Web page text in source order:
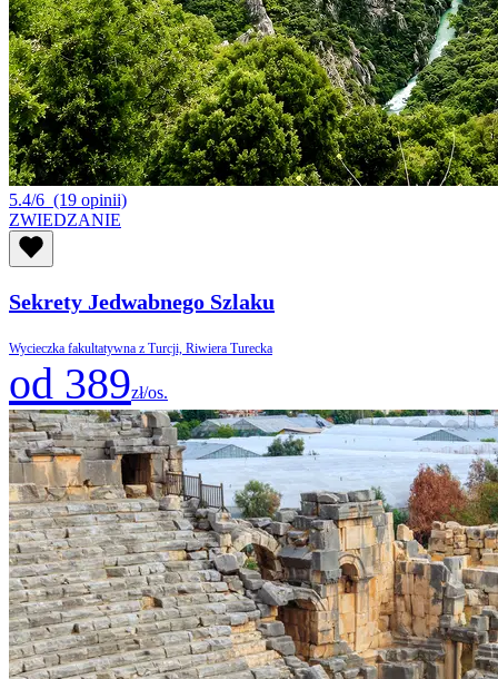
5.4/6 (19 opinii)
ZWIEDZANIE
Sekrety Jedwabnego Szlaku
Wycieczka fakultatywna z Turcji, Riwiera Turecka
od 389zł/os.